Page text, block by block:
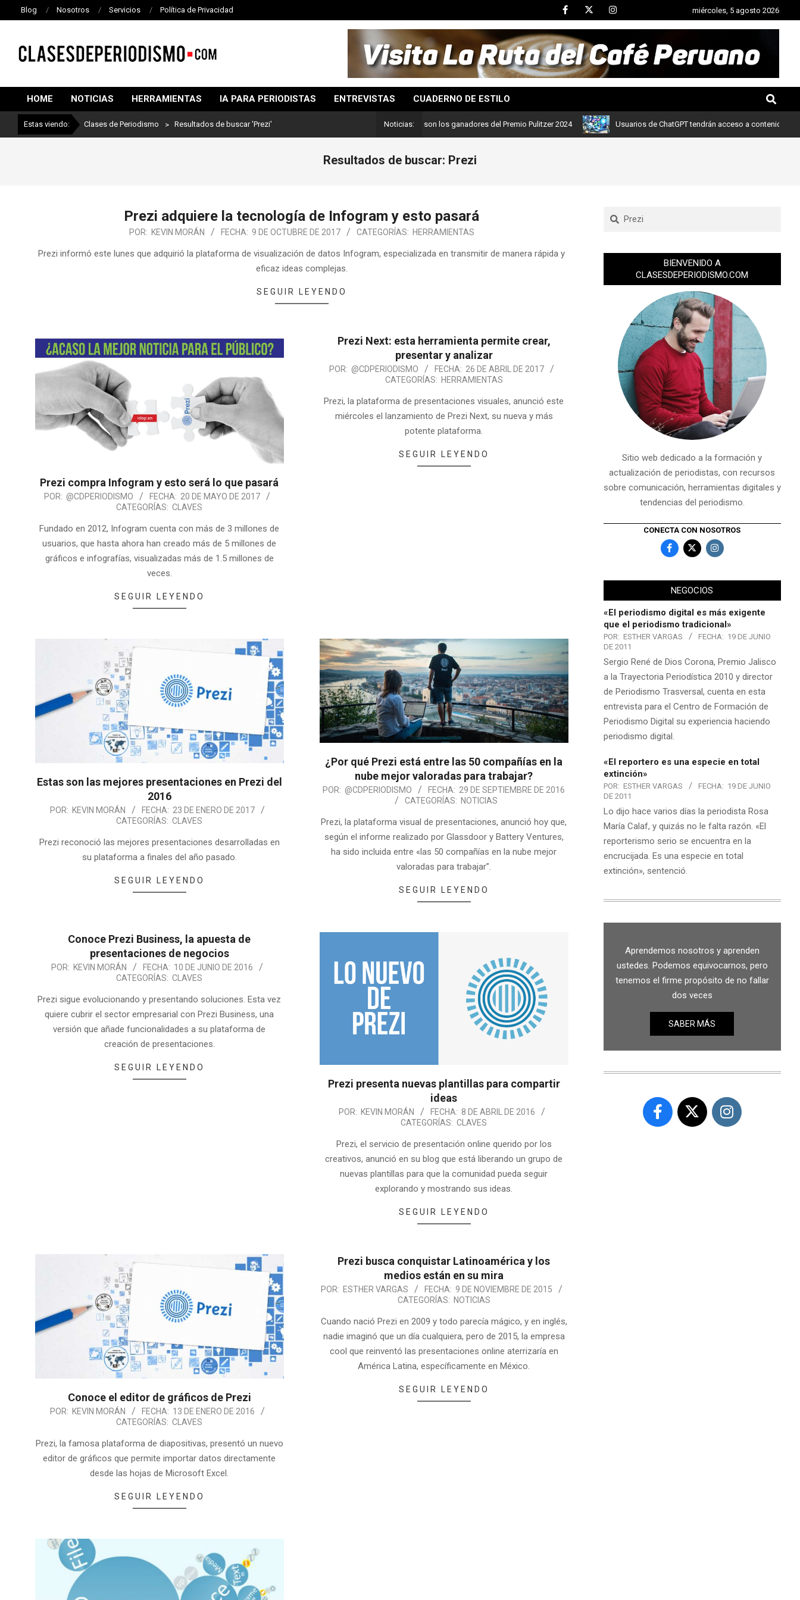
Blog Nosotros Servicios Política de Privacidad miércoles, 5 agosto 2026
DE
PERIODISMO
HOME NOTICIAS HERRAMIENTAS IA PARA PERIODISTAS ENTREVISTAS CUADERNO DE ESTILO
Estas viendo: Clases de Periodismo > Resultados de buscar 'Prezi' Noticias:
Lo mejor del periodismo: Estos son los ganadores del Premio Pulitzer 2024 Usuarios de ChatGPT tendrán acceso a contenidos de noticias
Resultados de buscar: Prezi
Prezi adquiere la tecnología de Infogram y esto pasará
POR: KEVIN MORÁN FECHA: 9 DE OCTUBRE DE 2017 CATEGORÍAS: HERRAMIENTAS
Prezi informó este lunes que adquirió la plataforma de visualización de datos Infogram, especializada en transmitir de manera rápida y
eficaz ideas complejas.
SEGUIR LEYENDO
Prezi compra Infogram y esto será lo que pasará
POR: @CDPERIODISMO FECHA: 20 DE MAYO DE 2017
CATEGORÍAS: CLAVES
Fundado en 2012, Infogram cuenta con más de 3 millones de
usuarios, que hasta ahora han creado más de 5 millones de
gráficos e infografías, visualizadas más de 1.5 millones de
veces.
SEGUIR LEYENDO
Prezi Next: esta herramienta permite crear,
presentar y analizar
POR: @CDPERIODISMO FECHA: 26 DE ABRIL DE 2017
CATEGORÍAS: HERRAMIENTAS
Prezi, la plataforma de presentaciones visuales, anunció este
miércoles el lanzamiento de Prezi Next, su nueva y más
potente plataforma.
SEGUIR LEYENDO
Estas son las mejores presentaciones en Prezi del
2016
POR: KEVIN MORÁN FECHA: 23 DE ENERO DE 2017
CATEGORÍAS: CLAVES
Prezi reconoció las mejores presentaciones desarrolladas en
su plataforma a finales del año pasado.
SEGUIR LEYENDO
¿Por qué Prezi está entre las 50 compañías en la
nube mejor valoradas para trabajar?
POR: @CDPERIODISMO FECHA: 29 DE SEPTIEMBRE DE 2016
CATEGORÍAS: NOTICIAS
Prezi, la plataforma visual de presentaciones, anunció hoy que,
según el informe realizado por Glassdoor y Battery Ventures,
ha sido incluida entre «las 50 compañías en la nube mejor
valoradas para trabajar”.
SEGUIR LEYENDO
Conoce Prezi Business, la apuesta de
presentaciones de negocios
POR: KEVIN MORÁN FECHA: 10 DE JUNIO DE 2016
CATEGORÍAS: CLAVES
Prezi sigue evolucionando y presentando soluciones. Esta vez
quiere cubrir el sector empresarial con Prezi Business, una
versión que añade funcionalidades a su plataforma de
creación de presentaciones.
SEGUIR LEYENDO
Prezi presenta nuevas plantillas para compartir
ideas
POR: KEVIN MORÁN FECHA: 8 DE ABRIL DE 2016
CATEGORÍAS: CLAVES
Prezi, el servicio de presentación online querido por los
creativos, anunció en su blog que está liberando un grupo de
nuevas plantillas para que la comunidad pueda seguir
explorando y mostrando sus ideas.
SEGUIR LEYENDO
Conoce el editor de gráficos de Prezi
POR: KEVIN MORÁN FECHA: 13 DE ENERO DE 2016
CATEGORÍAS: CLAVES
Prezi, la famosa plataforma de diapositivas, presentó un nuevo
editor de gráficos que permite importar datos directamente
desde las hojas de Microsoft Excel.
SEGUIR LEYENDO
Prezi busca conquistar Latinoamérica y los
medios están en su mira
POR: ESTHER VARGAS FECHA: 9 DE NOVIEMBRE DE 2015
CATEGORÍAS: NOTICIAS
Cuando nació Prezi en 2009 y todo parecía mágico, y en inglés,
nadie imaginó que un día cualquiera, pero de 2015, la empresa
cool que reinventó las presentaciones online aterrizaría en
América Latina, específicamente en México.
SEGUIR LEYENDO
BIENVENIDO A
CLASESDEPERIODISMO.COM
Sitio web dedicado a la formación y
actualización de periodistas, con recursos
sobre comunicación, herramientas digitales y
tendencias del periodismo.
CONECTA CON NOSOTROS
NEGOCIOS
«El periodismo digital es más exigente
que el periodismo tradicional»
POR: ESTHER VARGAS FECHA: 19 DE JUNIO
DE 2011
Sergio René de Dios Corona, Premio Jalisco
a la Trayectoria Periodística 2010 y director
de Periodismo Trasversal, cuenta en esta
entrevista para el Centro de Formación de
Periodismo Digital su experiencia haciendo
periodismo digital.
«El reportero es una especie en total
extinción»
POR: ESTHER VARGAS FECHA: 19 DE JUNIO
DE 2011
Lo dijo hace varios días la periodista Rosa
María Calaf, y quizás no le falta razón. «El
reporterismo serio se encuentra en la
encrucijada. Es una especie en total
extinción», sentenció.
Aprendemos nosotros y aprenden
ustedes. Podemos equivocarnos, pero
tenemos el firme propósito de no fallar
dos veces
SABER MÁS